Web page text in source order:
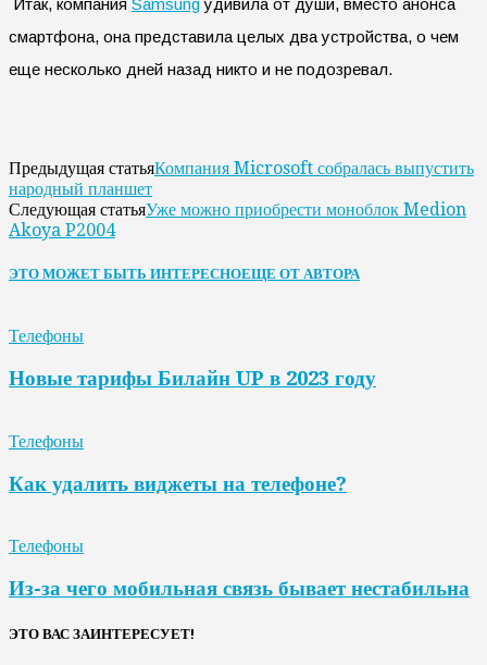
смартфона, она представила целых два устройства, о чем
еще несколько дней назад никто и не подозревал.
Предыдущая статьяКомпания Microsoft собралась выпустить
народный планшет
Следующая статьяУже можно приобрести моноблок Medion
Akoya P2004
ЭТО МОЖЕТ БЫТЬ ИНТЕРЕСНОЕЩЕ ОТ АВТОРА
Телефоны
Новые тарифы Билайн UP в 2023 году
Телефоны
Как удалить виджеты на телефоне?
Телефоны
Из-за чего мобильная связь бывает нестабильна
ЭТО ВАС ЗАИНТЕРЕСУЕТ!